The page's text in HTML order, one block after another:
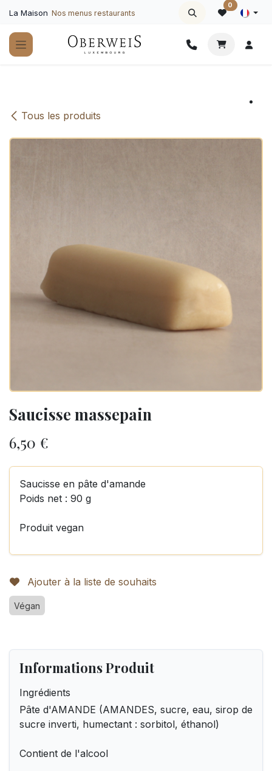
La Maison Nos menus restaurants
0
Tous les produits
Saucisse massepain
6,50 €
Saucisse en pâte d'amande
Poids net : 90 g
Produit vegan
Ajouter à la liste de souhaits
Végan
Informations Produit
Ingrédients
Pâte d'AMANDE (AMANDES, sucre, eau, sirop de
sucre inverti, humectant : sorbitol, éthanol)
Contient de l'alcool